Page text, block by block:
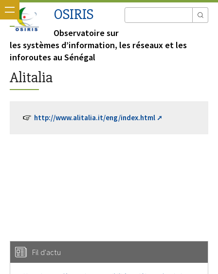
OSIRIS
Observatoire sur
les systèmes d’information, les réseaux et les
inforoutes au Sénégal
Alitalia
http://www.alitalia.it/eng/index.html
Fil d'actu